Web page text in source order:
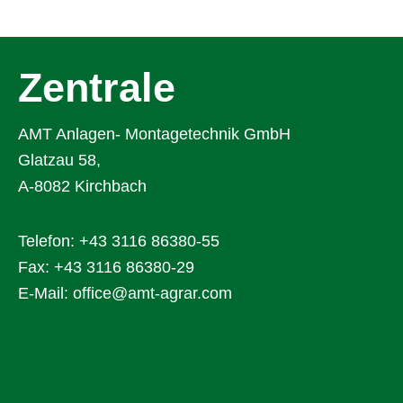
Zentrale
AMT Anlagen- Montagetechnik GmbH
Glatzau 58,
A-8082 Kirchbach
Telefon: +43 3116 86380-55
Fax: +43 3116 86380-29
E-Mail: office@amt-agrar.com